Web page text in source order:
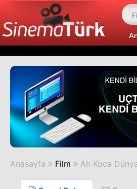
Anasayfa Film Ah Koca